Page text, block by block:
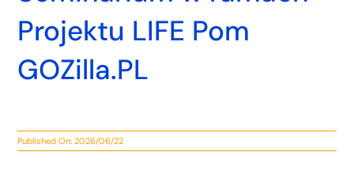
Projektu LIFE Pom
GOZilla.PL
Published On: 2026/06/22